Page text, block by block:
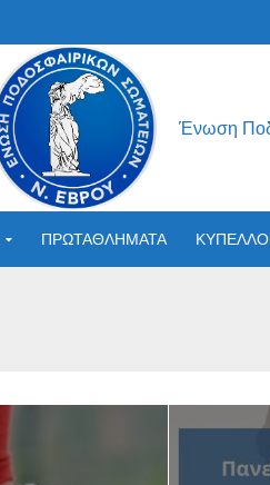
Ένωση
ΠΡΩΤΑΘΛΗΜΑΤΑ ΚΥΠΕΛΛΟ